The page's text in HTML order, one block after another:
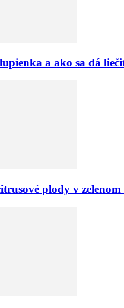
a ako sa dá
plody v